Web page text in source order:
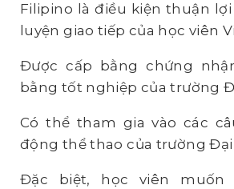
Filipino là điều kiện thuận
luyện giao tiếp của học viên
Được cấp bằng chứng
bằng tốt nghiệp của trường
Có thể tham gia vào các
động thể thao của trường
Đặc biệt, học viên muốn